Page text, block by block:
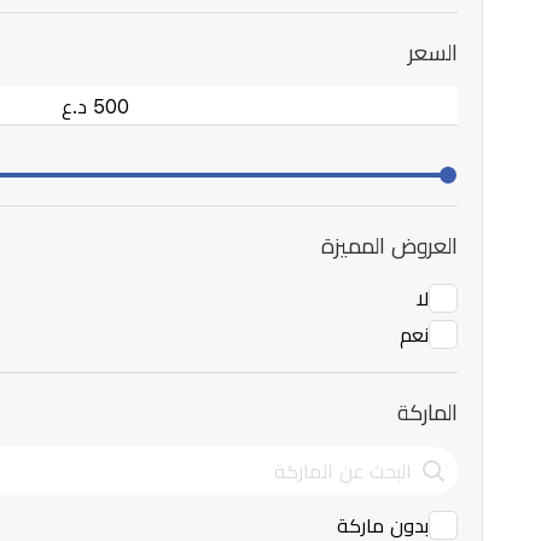
السعر
العروض المميزة
لا
نعم
الماركة
بدون ماركة